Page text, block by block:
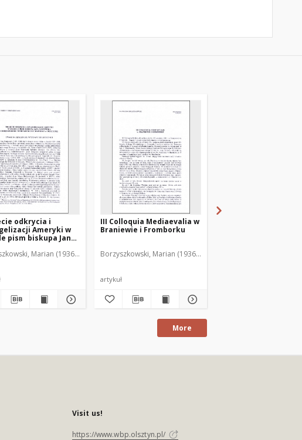
odkrycia i
Ameryki w
pism biskupa Jana
Duchownego
Marian (1936-2001)
III Colloquia Mediaevalia w
Braniewie i Fromborku
Borzyszkowski, Marian (1936-2001)
artykuł
More
Visit us!
https://www.wbp.olsztyn.pl/